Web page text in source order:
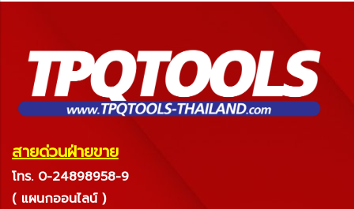
สายด่วนฝ่ายขาย
โทร. 0-24898958-9
( แผนกออนไลน์ )